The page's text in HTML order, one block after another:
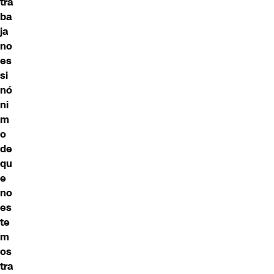
ba
ja
no
es
si
nó
ni
m
o
de
qu
e
no
es
te
m
os
tra